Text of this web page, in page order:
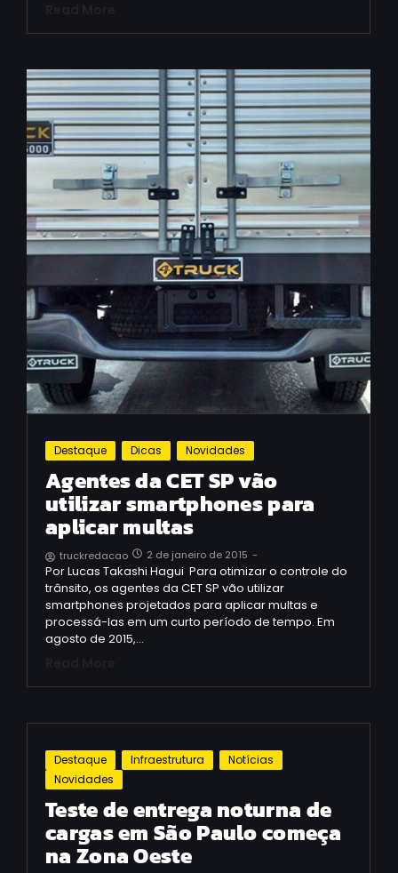
Destaque Dicas Novidades
Agentes da CET SP vão
utilizar smartphones para
aplicar multas
truckredacao 2 de janeiro de 2015 -
Por Lucas Takashi Hagui Para otimizar o controle do
trânsito, os agentes da CET SP vão utilizar
smartphones projetados para aplicar multas e
processá-las em um curto período de tempo. Em
agosto de 2015,…
Destaque Infraestrutura
Notícias
Novidades
Teste de entrega noturna de
cargas em São Paulo começa
na Zona Oeste